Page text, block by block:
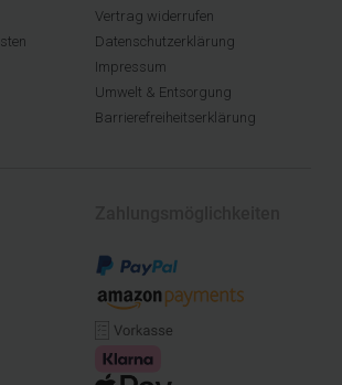
Vertrag widerrufen
Datenschutzerklärung
Impressum
Umwelt & Entsorgung
Barrierefreiheitserklärung